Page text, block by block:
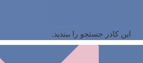
این کادر جستجو را ببندید.